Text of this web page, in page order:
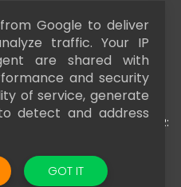
niską cenę
| AUTOR:
PRZEZ
Google to deliver
traffic. Your IP
are shared with
and security
of service, generate
detect and address
GOT IT